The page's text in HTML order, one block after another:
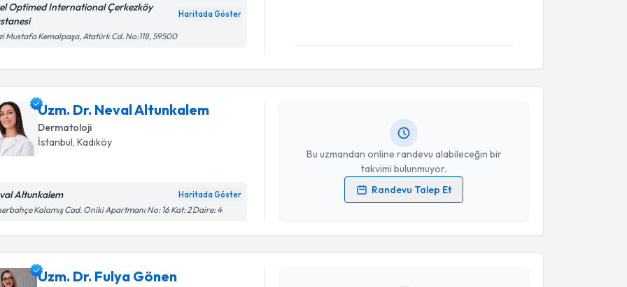
Optimed International Çerkezköy
Haritada Göster
Mustafa Kemalpaşa, Atatürk Cd. No:118, 59500
Uzm. Dr. Neval Altunkalem
Dermatoloji
İstanbul, Kadıköy
Altunkalem Haritada Göster
Kalamış Cad. Oniki Apartmanı No: 16 Kat: 2 Daire: 4
Bu uzmandan online randevu alabileceğin bir
takvimi bulunmuyor.
Randevu Talep Et
Kişisel verilerimin işlenmesine ilişkinAydınlatma Metni
işlenmesini kabul ediyorum.
Uzm. Dr. Fulya Gönen
Randevu Takvimi Talebi